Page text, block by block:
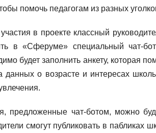
помочь педагогам из разных
в проекте классный
в «Сферуме» специальный чат-
будет заполнить анкету, которая
данных о возрасте и интересах
предложенные чат-ботом, можно
смогут публиковать в